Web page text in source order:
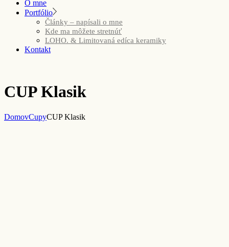
O mne
Portfólio
Články – napísali o mne
Kde ma môžete stretnúť
LOHO. & Limitovaná edíca keramiky
Kontakt
CUP Klasik
DomovCupyCUP Klasik